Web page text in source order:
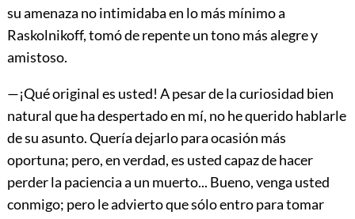
su amenaza no intimidaba en lo más mínimo a
Raskolnikoff, tomó de repente un tono más alegre y
amistoso.
—¡Qué original es usted! A pesar de la curiosidad bien
natural que ha despertado en mí, no he querido hablarle
de su asunto. Quería dejarlo para ocasión más
oportuna; pero, en verdad, es usted capaz de hacer
perder la paciencia a un muerto... Bueno, venga usted
conmigo; pero le advierto que sólo entro para tomar